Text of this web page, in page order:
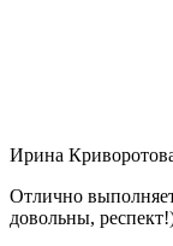
Ирина
Отлично
довольны,